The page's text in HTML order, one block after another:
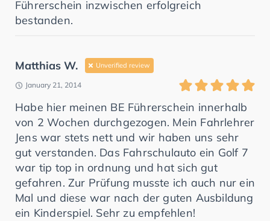
Führerschein inzwischen erfolgreich
bestanden.
Matthias W. Unverified review
January 21, 2014
Habe hier meinen BE Führerschein innerhalb
von 2 Wochen durchgezogen. Mein Fahrlehrer
Jens war stets nett und wir haben uns sehr
gut verstanden. Das Fahrschulauto ein Golf 7
war tip top in ordnung und hat sich gut
gefahren. Zur Prüfung musste ich auch nur ein
Mal und diese war nach der guten Ausbildung
ein Kinderspiel. Sehr zu empfehlen!